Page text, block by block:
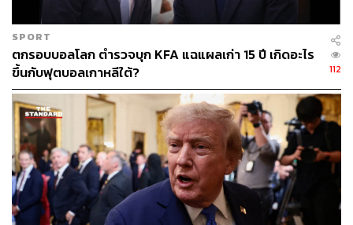
การสั่งห้ามซื้อชิป Nvidia รุ่น RTX Pro 6000D ของรัฐบาลจีน
ถือเป็นหมากสำคัญในสงครามเทคโนโลยีระหว่างสหรัฐฯ
และจีน ไม่เพียงกระทบต่อยอดขายของ Nvidia และตลาดหุ้น
แต่ยังตอกย้ำทิศทางที่ปักกิ่งต้องการผลักดันประเทศให้พึ่งพา
เทคโนโลยีภายใน ขณะที่สหรัฐฯ ยังคงใช้มาตรการควบคุม
การส่งออกเพื่อจำกัดความก้าวหน้าของจีนในด้าน AI ความ
เคลื่อนไหวนี้จึงไม่ใช่เพียงเรื่องของธุรกิจชิป แต่ยังเป็นเวทีเชิง
ยุทธศาสตร์ในความสัมพันธ์สองชาติมหาอำนาจ
ภาพ:Cylonphoto/Getty Images
SPORT
ตกรอบบอลโลก ตำรวจบุก KFA แฉแผลเก่า 15 ปี เกิดอะไร
ขึ้นกับฟุตบอลเกาหลีใต้?
112